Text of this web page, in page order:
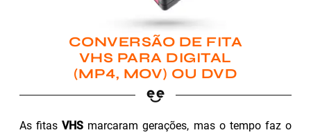
CONVERSÃO DE FITA
VHS PARA DIGITAL
(MP4, MOV) OU DVD
As fitasVHS marcaram gerações, mas o tempo faz o